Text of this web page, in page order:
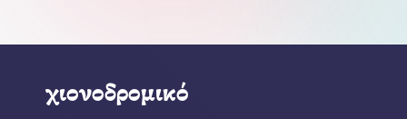
χιονοδρομικό